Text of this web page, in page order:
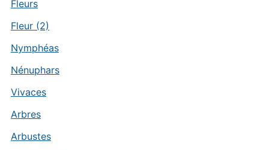
Fleurs
Fleur (2)
Nymphéas
Nénuphars
Vivaces
Arbres
Arbustes